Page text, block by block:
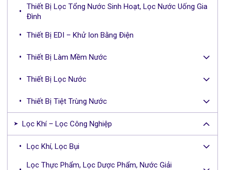
Thiết Bị Lọc Tổng Nước Sinh Hoạt, Lọc Nước Uống Gia
Đình
Thiết Bị EDI – Khử Ion Bằng Điện
Thiết Bị Làm Mềm Nước
Thiết Bị Lọc Nước
Thiết Bị Tiệt Trùng Nước
Lọc Khí – Lọc Công Nghiệp
Lọc Khí, Lọc Bụi
Lọc Thực Phẩm, Lọc Dược Phẩm, Nước Giải